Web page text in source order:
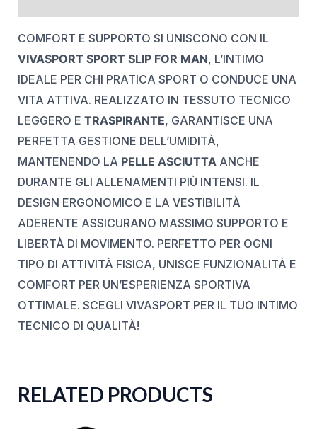
COMFORT E SUPPORTO SI UNISCONO CON IL
VIVASPORT SPORT SLIP FOR MAN, L’INTIMO
IDEALE PER CHI PRATICA SPORT O CONDUCE UNA
VITA ATTIVA. REALIZZATO IN TESSUTO TECNICO
LEGGERO E TRASPIRANTE, GARANTISCE UNA
PERFETTA GESTIONE DELL’UMIDITÀ,
MANTENENDO LA PELLE ASCIUTTA ANCHE
DURANTE GLI ALLENAMENTI PIÙ INTENSI. IL
DESIGN ERGONOMICO E LA VESTIBILITÀ
ADERENTE ASSICURANO MASSIMO SUPPORTO E
LIBERTÀ DI MOVIMENTO. PERFETTO PER OGNI
TIPO DI ATTIVITÀ FISICA, UNISCE FUNZIONALITÀ E
COMFORT PER UN’ESPERIENZA SPORTIVA
OTTIMALE. SCEGLI VIVASPORT PER IL TUO INTIMO
TECNICO DI QUALITÀ!
RELATED PRODUCTS